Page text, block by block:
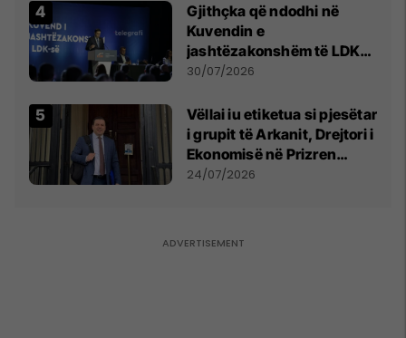
Gjithçka që ndodhi në
Kuvendin e
jashtëzakonshëm të LDK-
së
30/07/2026
Vëllai iu etiketua si pjesëtar
i grupit të Arkanit, Drejtori i
Ekonomisë në Prizren
mohon pretendimet
24/07/2026